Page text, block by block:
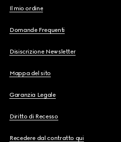
Il mio ordine
Domande Frequenti
Disiscrizione Newsletter
Mappa del sito
Garanzia Legale
Diritto di Recesso
Recedere dal contratto qui